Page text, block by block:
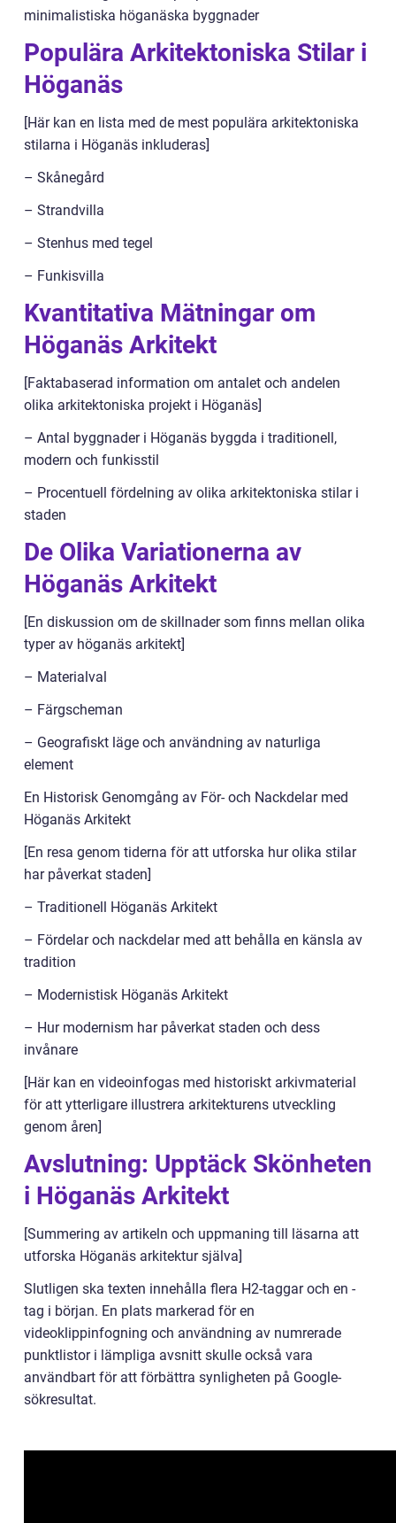
minimalistiska höganäska byggnader
Populära Arkitektoniska Stilar i
Höganäs
[Här kan en lista med de mest populära arkitektoniska
stilarna i Höganäs inkluderas]
– Skånegård
– Strandvilla
– Stenhus med tegel
– Funkisvilla
Kvantitativa Mätningar om
Höganäs Arkitekt
[Faktabaserad information om antalet och andelen
olika arkitektoniska projekt i Höganäs]
– Antal byggnader i Höganäs byggda i traditionell,
modern och funkisstil
– Procentuell fördelning av olika arkitektoniska stilar i
staden
De Olika Variationerna av
Höganäs Arkitekt
[En diskussion om de skillnader som finns mellan olika
typer av höganäs arkitekt]
– Materialval
– Färgscheman
– Geografiskt läge och användning av naturliga
element
En Historisk Genomgång av För- och Nackdelar med
Höganäs Arkitekt
[En resa genom tiderna för att utforska hur olika stilar
har påverkat staden]
– Traditionell Höganäs Arkitekt
– Fördelar och nackdelar med att behålla en känsla av
tradition
– Modernistisk Höganäs Arkitekt
– Hur modernism har påverkat staden och dess
invånare
[Här kan en videoinfogas med historiskt arkivmaterial
för att ytterligare illustrera arkitekturens utveckling
genom åren]
Avslutning: Upptäck Skönheten
i Höganäs Arkitekt
[Summering av artikeln och uppmaning till läsarna att
utforska Höganäs arkitektur själva]
Slutligen ska texten innehålla flera H2-taggar och en -
tag i början. En plats markerad för en
videoklippinfogning och användning av numrerade
punktlistor i lämpliga avsnitt skulle också vara
användbart för att förbättra synligheten på Google-
sökresultat.